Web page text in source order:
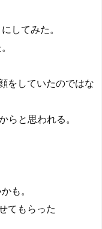
してみた。
をしていたのではな
らと思われる。
も。
てもらった